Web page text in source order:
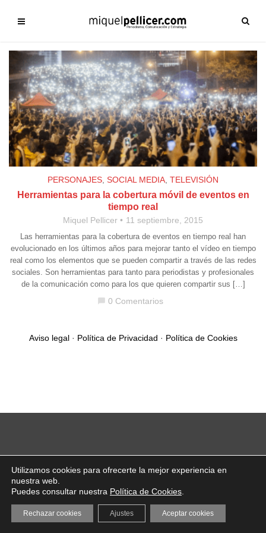
PERSONAJES SOCIAL MEDIA TELEVISIÓN
Herramientas para la cobertura móvil de eventos en
tiempo real
Miquel Pellicer 11 septiembre, 2015
Las herramientas para la cobertura de eventos en tiempo real han
evolucionado en los últimos años para mejorar tanto el vídeo en tiempo
real como los elementos que se pueden compartir a través de las redes
sociales. Son herramientas para tanto para periodistas y profesionales
de la comunicación como para los que quieren compartir sus […]
chat_bubble 0 Comentarios
Aviso legal· Política de Privacidad · Política de Cookies
Utilizamos cookies para ofrecerte la mejor experiencia en
nuestra web.
Puedes consultar nuestra Política de Cookies
Aceptar cookies
Rechazar cookies Ajustes